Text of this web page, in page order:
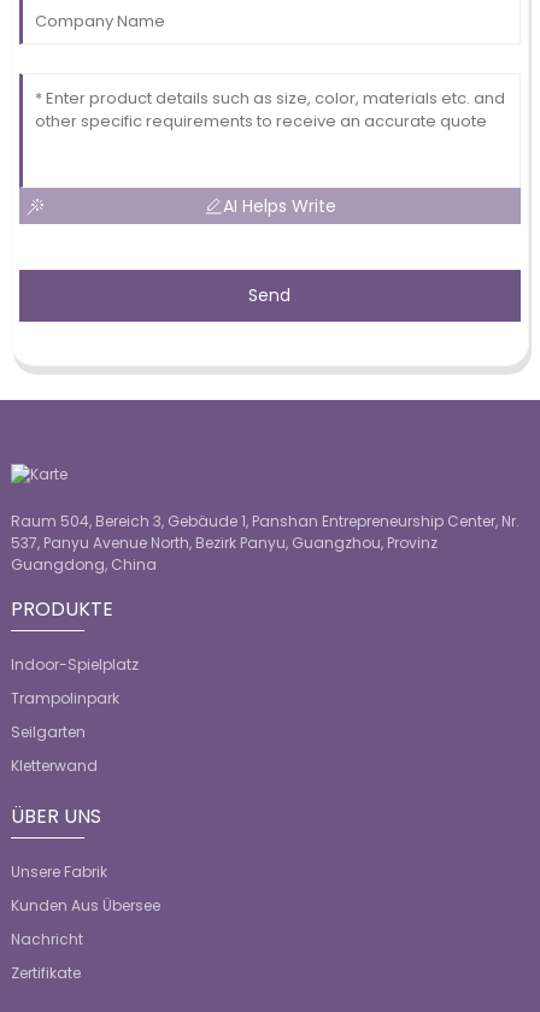
AI Helps Write
Send
Raum 504, Bereich 3, Gebäude 1, Panshan Entrepreneurship Center, Nr.
537, Panyu Avenue North, Bezirk Panyu, Guangzhou, Provinz
Guangdong, China
PRODUKTE
Indoor-Spielplatz
Trampolinpark
Seilgarten
Kletterwand
ÜBER UNS
Unsere Fabrik
Kunden Aus Übersee
Nachricht
Zertifikate